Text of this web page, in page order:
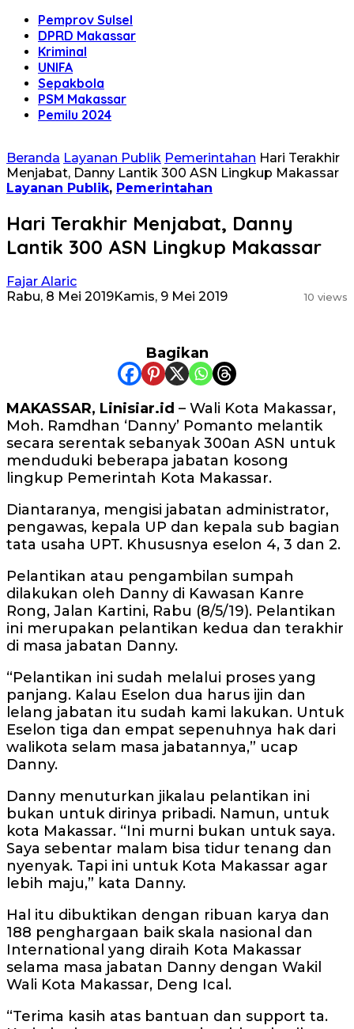
Pemprov Sulsel
DPRD Makassar
Kriminal
UNIFA
Sepakbola
PSM Makassar
Pemilu 2024
Beranda Layanan Publik Pemerintahan Hari Terakhir
Menjabat, Danny Lantik 300 ASN Lingkup Makassar
Layanan Publik, Pemerintahan
Hari Terakhir Menjabat, Danny
Lantik 300 ASN Lingkup Makassar
Fajar Alaric
Rabu, 8 Mei 2019Kamis, 9 Mei 2019 10 views
Bagikan
MAKASSAR, Linisiar.id – Wali Kota Makassar,
Moh. Ramdhan ‘Danny’ Pomanto melantik
secara serentak sebanyak 300an ASN untuk
menduduki beberapa jabatan kosong
lingkup Pemerintah Kota Makassar.
Diantaranya, mengisi jabatan administrator,
pengawas, kepala UP dan kepala sub bagian
tata usaha UPT. Khususnya eselon 4, 3 dan 2.
Pelantikan atau pengambilan sumpah
dilakukan oleh Danny di Kawasan Kanre
Rong, Jalan Kartini, Rabu (8/5/19). Pelantikan
ini merupakan pelantikan kedua dan terakhir
di masa jabatan Danny.
“Pelantikan ini sudah melalui proses yang
panjang. Kalau Eselon dua harus ijin dan
lelang jabatan itu sudah kami lakukan. Untuk
Eselon tiga dan empat sepenuhnya hak dari
walikota selam masa jabatannya,” ucap
Danny.
Danny menuturkan jikalau pelantikan ini
bukan untuk dirinya pribadi. Namun, untuk
kota Makassar. “Ini murni bukan untuk saya.
Saya sebentar malam bisa tidur tenang dan
nyenyak. Tapi ini untuk Kota Makassar agar
lebih maju,” kata Danny.
Hal itu dibuktikan dengan ribuan karya dan
188 penghargaan baik skala nasional dan
International yang diraih Kota Makassar
selama masa jabatan Danny dengan Wakil
Wali Kota Makassar, Deng Ical.
“Terima kasih atas bantuan dan support ta.